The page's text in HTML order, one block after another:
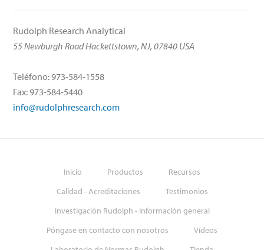
Rudolph Research Analytical
55 Newburgh Road Hackettstown, NJ, 07840 USA
Teléfono: 973-584-1558
Fax: 973-584-5440
info@rudolphresearch.com
Inicio Productos
Recursos
Calidad - Acreditaciones
Testimonios
Investigación Rudolph - Información general
Póngase en contacto con nosotros
Vídeos